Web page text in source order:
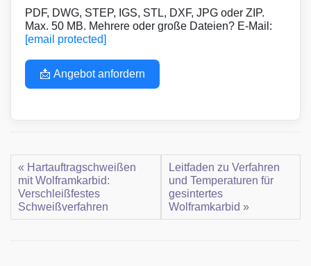
PDF, DWG, STEP, IGS, STL, DXF, JPG oder ZIP.
Max. 50 MB. Mehrere oder große Dateien? E-Mail:
[email protected]
📩 Angebot anfordern
« Hartauftragschweißen
mit Wolframkarbid:
Verschleißfestes
Schweißverfahren
Leitfaden zu Verfahren
und Temperaturen für
gesintertes
Wolframkarbid »